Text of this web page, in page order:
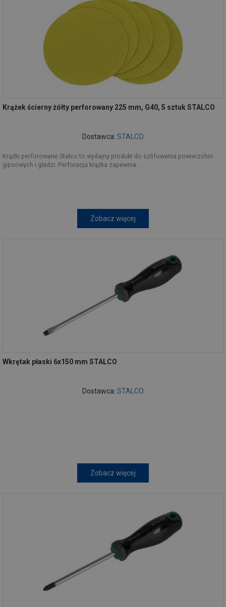
Krążek ścierny żółty perforowany 225 mm, G40, 5 sztuk STALCO
Dostawca: STALCO
Krążki perforowane Stalco to wydajny produkt do szlifowania powierzchni
gipsowych i gładzi. Perforacja krążka zapewnia...
Zobacz więcej
Wkrętak płaski 6x150 mm STALCO
Dostawca: STALCO
Zobacz więcej